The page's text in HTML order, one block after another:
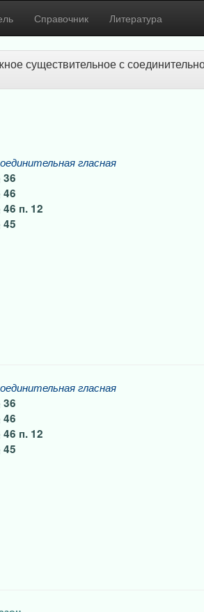
Справочник Литература
существительное с
гласная
36
46
46 п. 12
45
гласная
36
46
46 п. 12
45